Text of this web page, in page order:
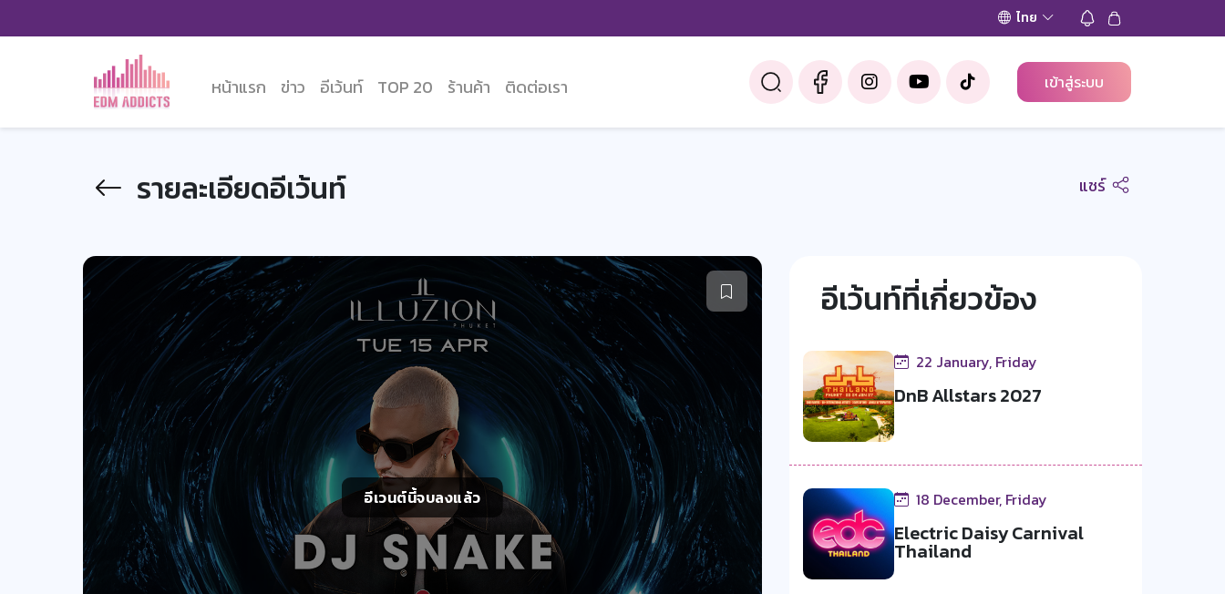
ไทย
หน้าแรก ข่าว อีเว้นท์ TOP 20 ร้านค้า ติดต่อเรา เข้าสู่ระบบ
รายละเอียดอีเว้นท์ แชร์
อีเวนต์นี้จบลงแล้ว
อีเว้นท์ที่เกี่ยวข้อง
22 January, Friday
DnB Allstars 2027
18 December, Friday
Electric Daisy Carnival
Thailand